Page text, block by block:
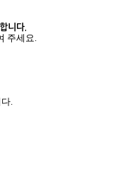
니다
주세요.
.